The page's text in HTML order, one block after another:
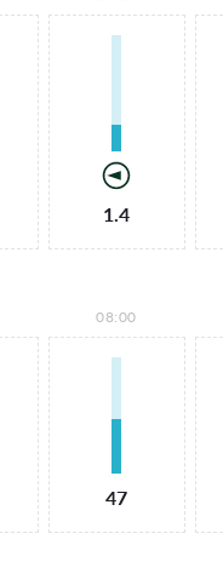
1.4
08:00
47